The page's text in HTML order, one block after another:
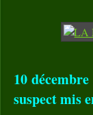
10
suspect mis